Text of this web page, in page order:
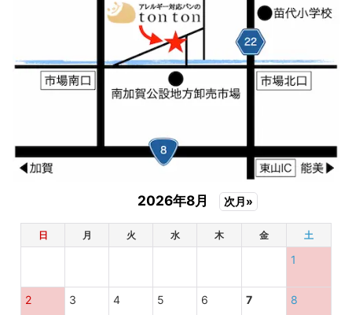
2026年8月 次月»
日 月 火 水 木 金 土
1
2 3 4 5 6 7 8